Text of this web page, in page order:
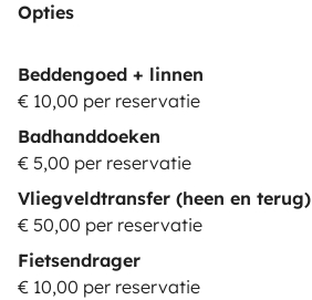
Opties
Beddengoed + linnen
€ 10,00 per reservatie
Badhanddoeken
€ 5,00 per reservatie
Vliegveldtransfer (heen en terug)
€ 50,00 per reservatie
Fietsendrager
€ 10,00 per reservatie